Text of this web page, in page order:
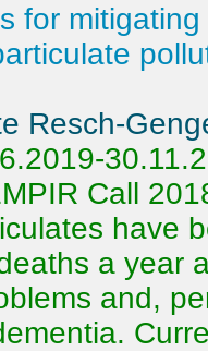
for
Resch-
Call
have
a year
and,